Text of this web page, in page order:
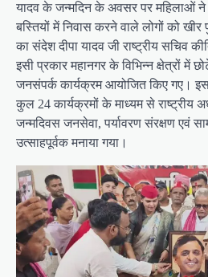
यादव के जन्मदिन के अवसर पर महिलाओं ने
बस्तियों में निवास करने वाले लोगों को
का संदेश दीपा यादव जी राष्ट्रीय सचिव
इसी प्रकार महानगर के विभिन्न क्षेत्रों में
जनसंपर्क कार्यक्रम आयोजित किए गए।
कुल 24 कार्यक्रमों के माध्यम से राष्ट्रीय
जन्मदिवस जनसेवा, पर्यावरण संरक्षण एवं
उत्साहपूर्वक मनाया गया।